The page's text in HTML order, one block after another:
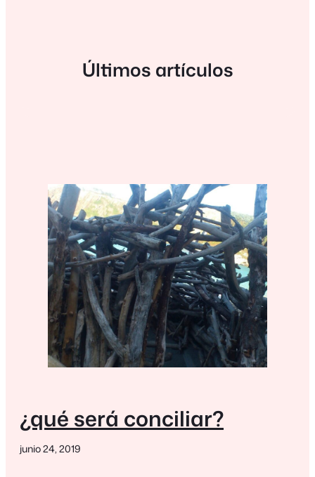
Últimos artículos
¿qué será conciliar?
junio 24, 2019